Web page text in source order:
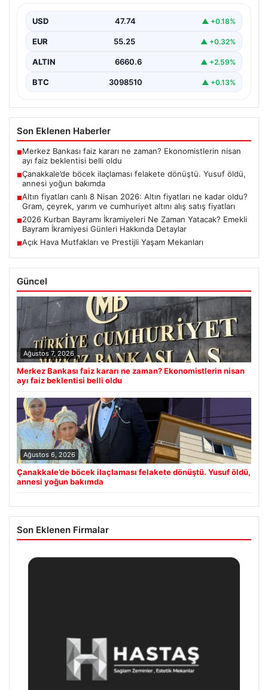
USD 47.74 ▲ +0.18%
EUR 55.25 ▲ +0.32%
ALTIN 6660.6 ▲ +2.59%
BTC 3098510 ▲ +0.13%
Son Eklenen Haberler
■Merkez Bankası faiz kararı ne zaman? Ekonomistlerin nisan
ayı faiz beklentisi belli oldu
■Çanakkale’de böcek ilaçlaması felakete dönüştü. Yusuf öldü,
annesi yoğun bakımda
■Altın fiyatları canlı 8 Nisan 2026: Altın fiyatları ne kadar oldu?
Gram, çeyrek, yarım ve cumhuriyet altını alış satış fiyatları
■2026 Kurban Bayramı İkramiyeleri Ne Zaman Yatacak? Emekli
Bayram İkramiyesi Günleri Hakkında Detaylar
■Açık Hava Mutfakları ve Prestijli Yaşam Mekanları
Güncel
Ağustos 7, 2026
Merkez Bankası faiz kararı ne zaman? Ekonomistlerin nisan
ayı faiz beklentisi belli oldu
Ağustos 6, 2026
Çanakkale’de böcek ilaçlaması felakete dönüştü. Yusuf öldü,
annesi yoğun bakımda
Son Eklenen Firmalar